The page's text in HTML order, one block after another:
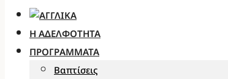
Η ΑΔΕΛΦΌΤΗΤΑ
ΠΡΟΓΡΆΜΜΑΤΑ
Βαπτίσεις